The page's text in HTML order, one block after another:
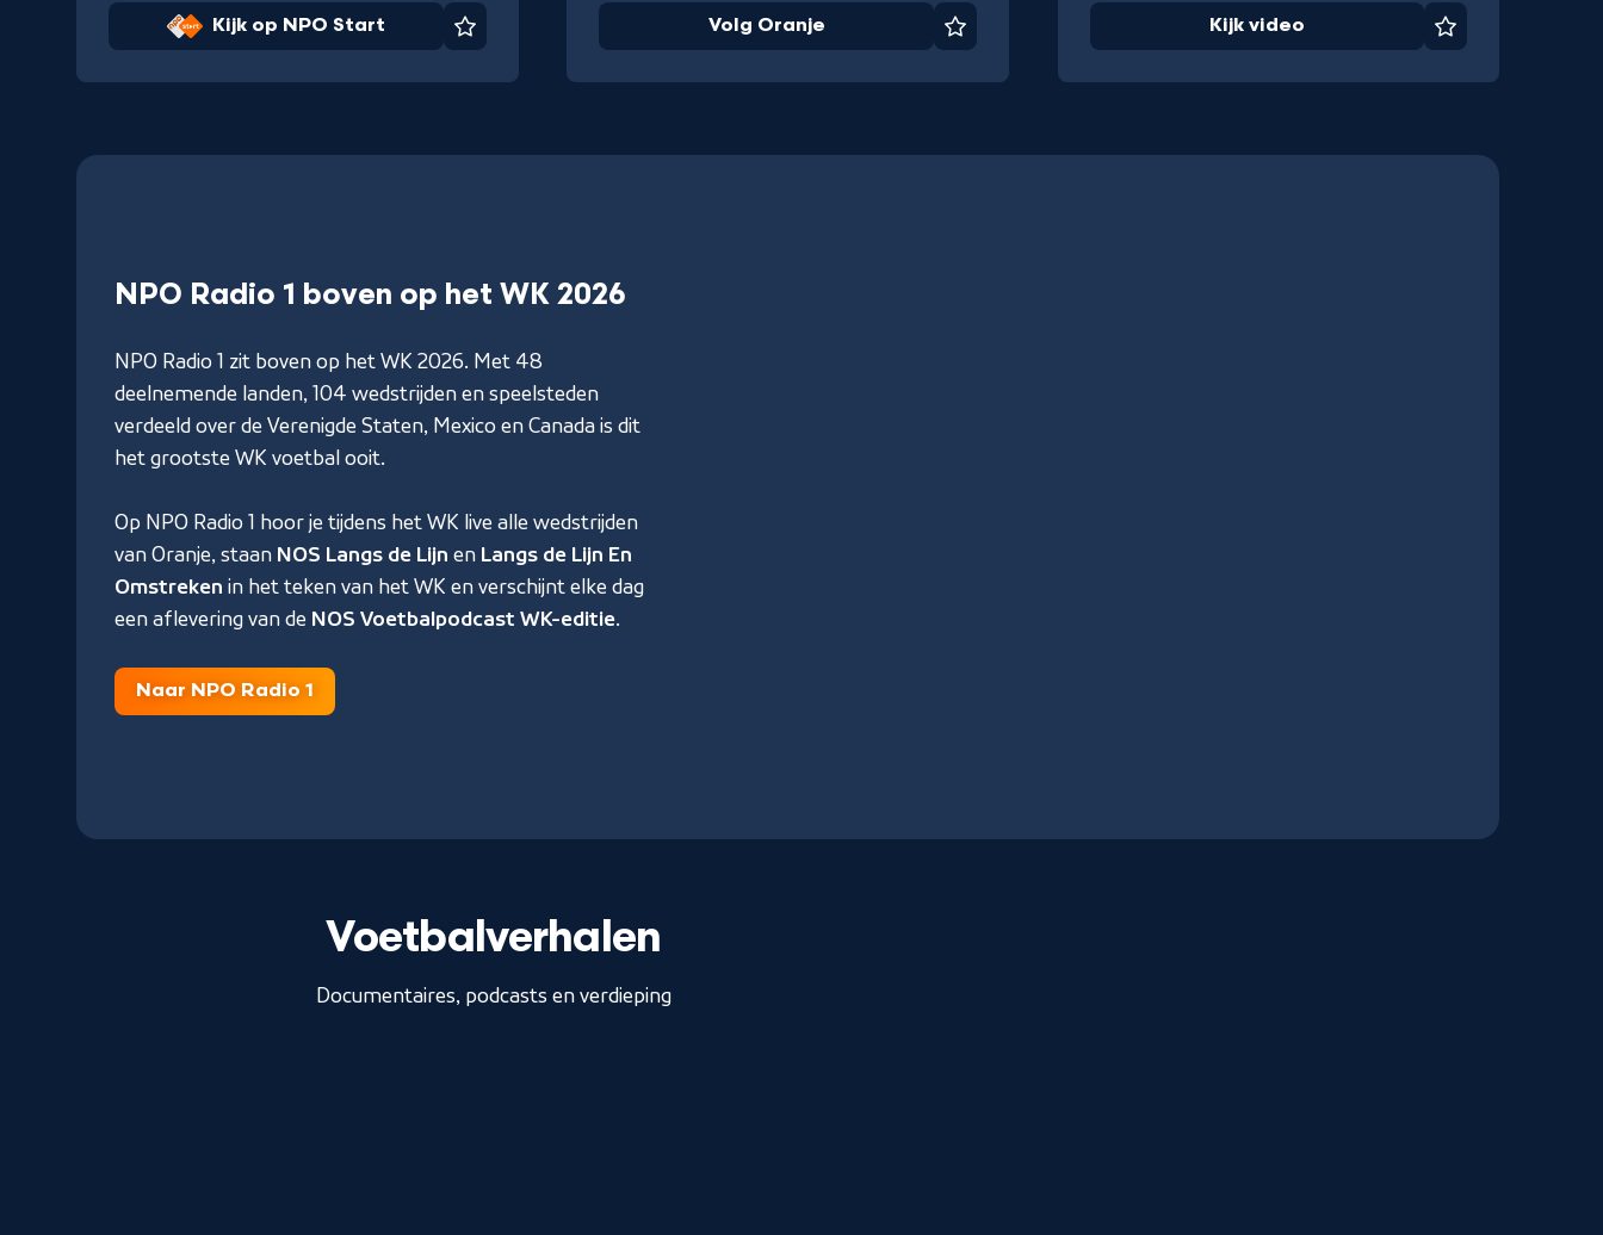
Kijk op NPO Start Favoriet Volg Oranje Favoriet Kijk video Favoriet
NPO Radio 1 boven op het WK 2026
NPO Radio 1 zit boven op het WK 2026. Met 48
deelnemende landen, 104 wedstrijden en speelsteden
verdeeld over de Verenigde Staten, Mexico en Canada is dit
het grootste WK voetbal ooit.
Op NPO Radio 1 hoor je tijdens het WK live alle wedstrijden
van Oranje, staan NOS Langs de Lijn en Langs de Lijn En
Omstreken in het teken van het WK en verschijnt elke dag
een aflevering van de NOS Voetbalpodcast WK-editie.
Naar NPO Radio 1
Voetbalverhalen
Documentaires, podcasts en verdieping